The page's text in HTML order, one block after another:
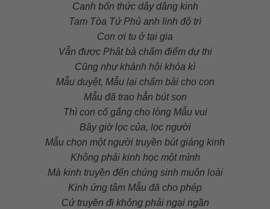
Canh bốn thức dậy dâng kinh
Tam Tòa Tứ Phủ anh linh độ trì
Con ơi tu ở tại gia
Vẫn được Phật bà chấm điểm dự thi
Cũng như khánh hội khóa kì
Mẫu duyệt, Mẫu lại chấm bài cho con
Mẫu đã trao hẳn bút son
Thì con cố gắng cho lòng Mẫu vui
Bây giờ lọc của, lọc người
Mẫu chọn một người truyền bút giáng kinh
Không phải kinh học một mình
Mà kinh truyền đến chúng sinh muôn loài
Kinh ứng tâm Mẫu đã cho phép
Cứ truyền đi không phải ngại ngần